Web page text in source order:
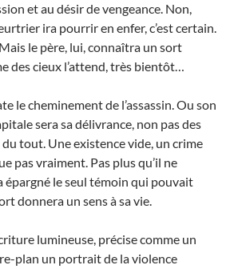
et au désir de vengeance. Non,
ira pourrir en enfer, c’est certain.
le père, lui, connaîtra un sort
des cieux l’attend, très bientôt…
le cheminement de l’assassin. Ou son
sera sa délivrance, non pas des
tout. Une existence vide, un crime
pas vraiment. Pas plus qu’il ne
le seul témoin qui pouvait
donnera un sens à sa vie.
lumineuse, précise comme un
plan un portrait de la violence